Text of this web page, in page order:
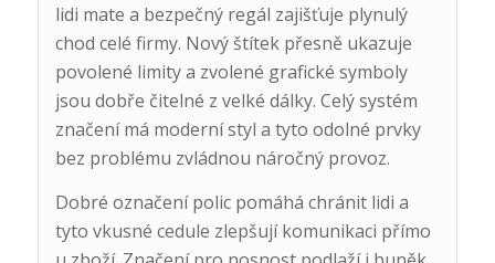
lidi mate a bezpečný regál zajišťuje plynulý
chod celé firmy. Nový štítek přesně ukazuje
povolené limity a zvolené grafické symboly
jsou dobře čitelné z velké dálky. Celý systém
značení má moderní styl a tyto odolné prvky
bez problému zvládnou náročný provoz.
Dobré označení polic pomáhá chránit lidi a
tyto vkusné cedule zlepšují komunikaci přímo